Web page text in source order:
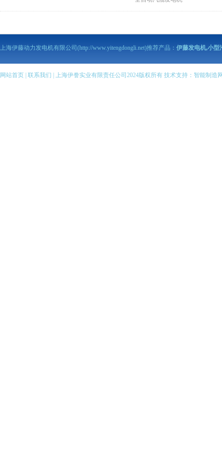
伊藤动力泥浆泵
伊藤柴油发电机
伊藤汽油机抽水泵
上海伊藤动力发电机有限公司(http://www.yitengdongli.net)推荐产品： 伊藤发电机,小型
网站首页 联系我们 | 上海伊誊实业有限责任公司2024版权所有 技术支持： 智能制造